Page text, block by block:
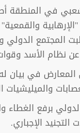
في المنطقة
المجتمع الدولي
عن نظام الأسد
المعارض في
برفع
الإجباري.